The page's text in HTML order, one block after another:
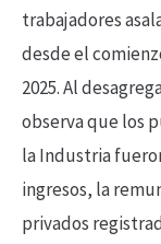
trabajadores
desde el
2025. Al
observa que los
la Industria
ingresos, la
privados